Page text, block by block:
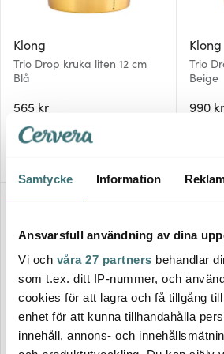
Samtycke Information
Ansvarsfull användning av dina
Vi och våra 27 partners behandlar
som t.ex. ditt IP-nummer, och
cookies för att lagra och få tillgång
enhet för att kunna tillhandahålla
innehåll, annons- och
Klong
Trio Drop kruka liten 12 cm
Blå
565 kr
Få i lager
Klong
Trio
Beige
990 kr
Klong